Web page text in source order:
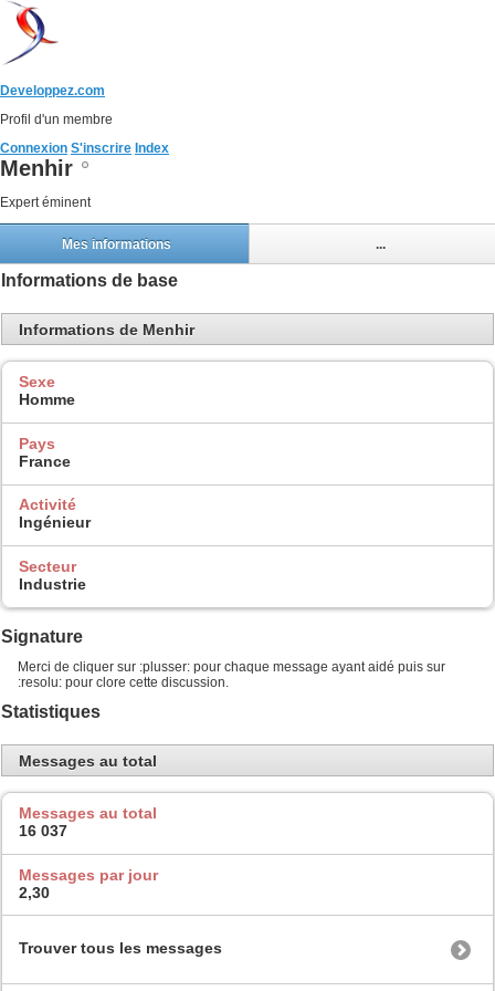
Developpez.com
Profil d'un membre
Connexion S'inscrire Index
Menhir
Expert éminent
Mes informations ...
Informations de base
Informations de Menhir
Sexe
Homme
Pays
France
Activité
Ingénieur
Secteur
Industrie
Signature
Merci de cliquer sur :plusser: pour chaque message ayant aidé puis sur
:resolu: pour clore cette discussion.
Statistiques
Messages au total
Messages au total
16 037
Messages par jour
2,30
Trouver tous les messages